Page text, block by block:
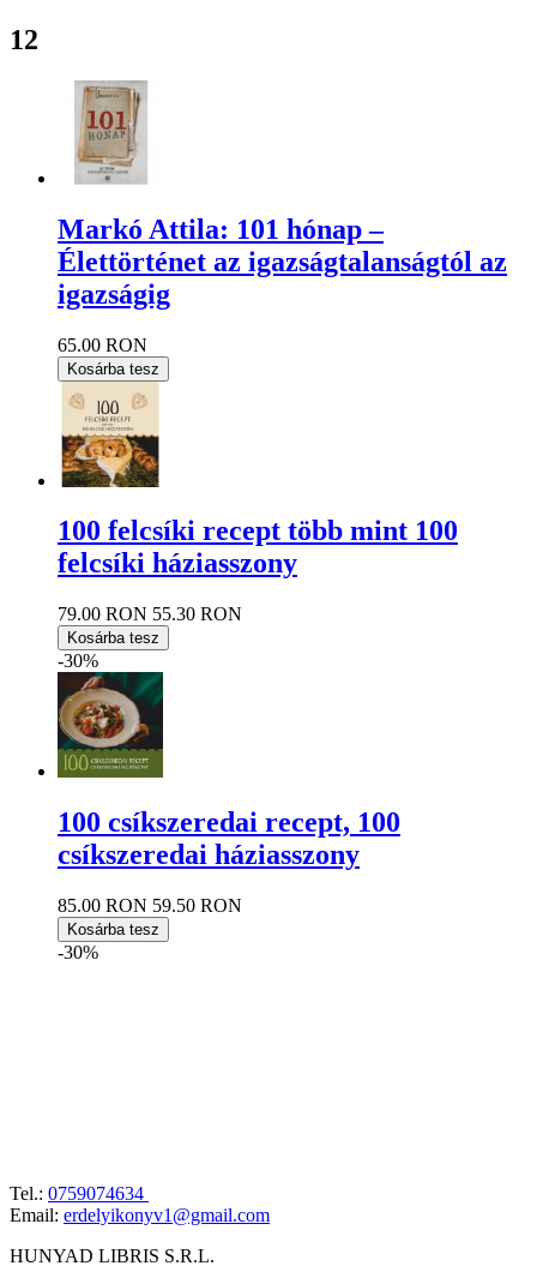
12
Markó Attila: 101 hónap –
Élettörténet az igazságtalanságtól az
igazságig
65.00 RON
Kosárba tesz
100 felcsíki recept több mint 100
felcsíki háziasszony
79.00 RON 55.30 RON
Kosárba tesz
-30%
100 csíkszeredai recept, 100
csíkszeredai háziasszony
85.00 RON 59.50 RON
Kosárba tesz
-30%
Tel.: 0759074634
Email: erdelyikonyv1@gmail.com
HUNYAD LIBRIS S.R.L.